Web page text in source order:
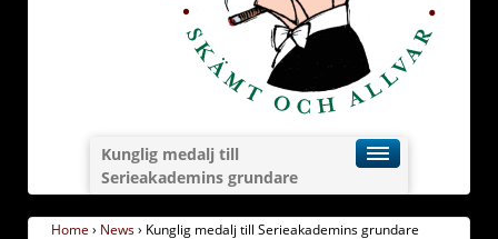
Kunglig medalj till
Serieakademins grundare
Home › News› Kunglig medalj till Serieakademins grundare